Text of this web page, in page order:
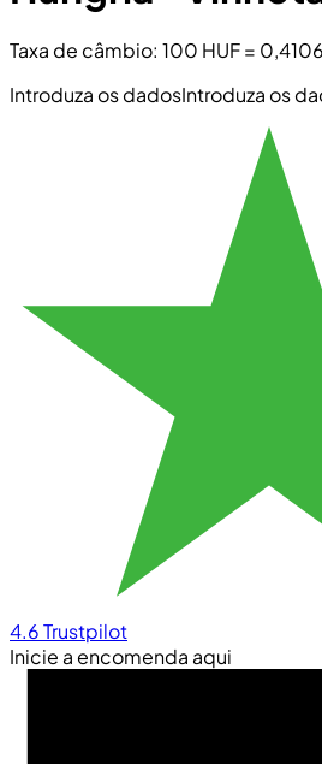
Taxa de câmbio: 100 HUF=
Introduza os dadosIntroduza os
4.6Trustpilot
Inicie a encomenda aqui